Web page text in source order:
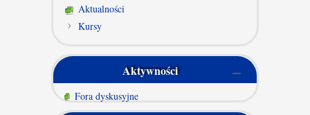
Aktualności
Kursy
Aktywności
Fora dyskusyjne